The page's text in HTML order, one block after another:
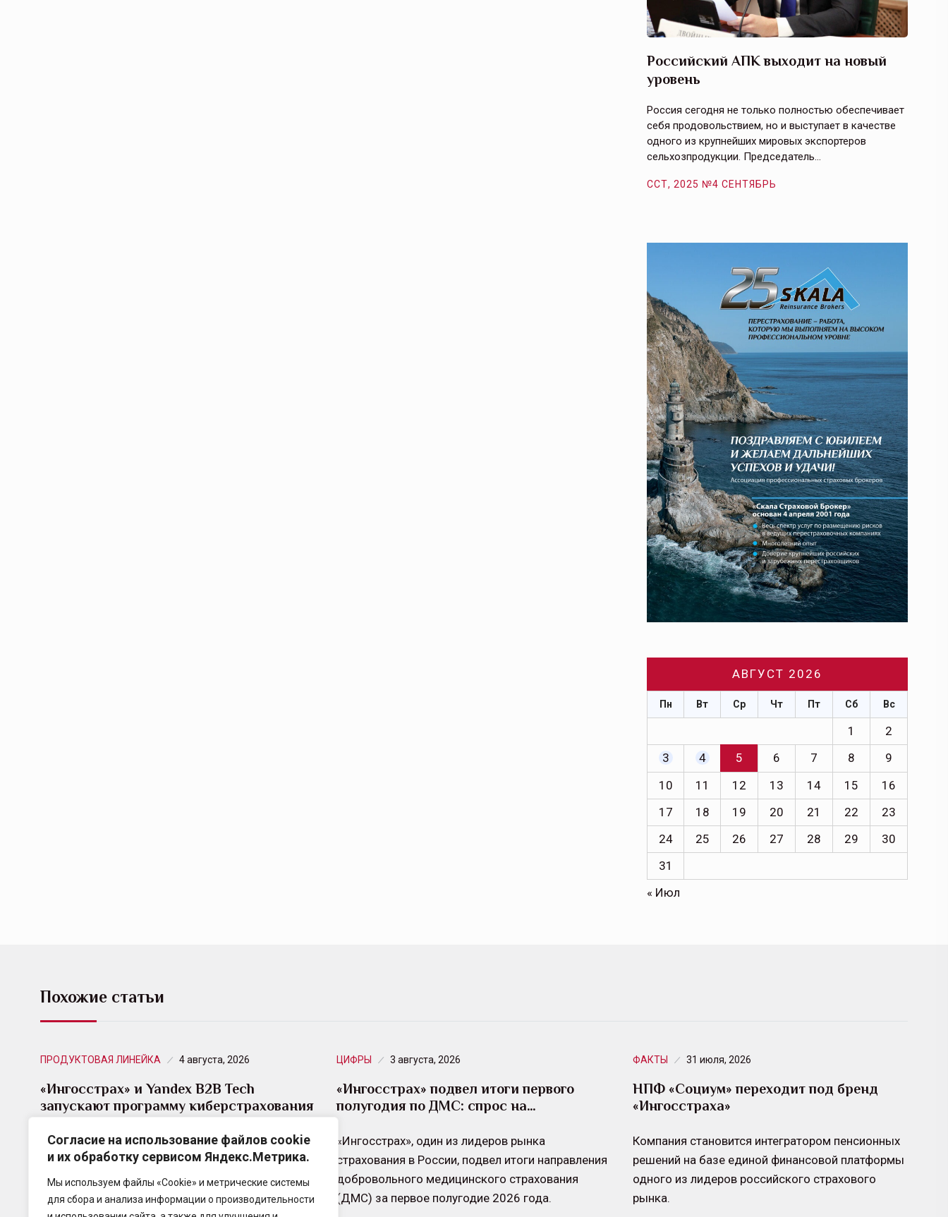
Согласие на использование файлов cookie
и их обработку сервисом Яндекс.Метрика.
Мы используем файлы «Cookie» и метрические системы
для сбора и анализа информации о производительности
Российский АПК выходит на новый
уровень
Россия сегодня не только полностью обеспечивает
себя продовольствием, но и выступает в качестве
одного из крупнейших мировых экспортеров
сельхозпродукции. Председатель…
ССТ, 2025 №4 СЕНТЯБРЬ
АВГУСТ 2026
Пн Вт Ср Чт Пт Сб Вс
1
2
3
4 5 6 7 8
9
10
11 12 13 14 15
16
17
18 19 20 21 22
23
24
25 26 27 28 29
30
31
« Июл
Похожие статьи
ПРОДУКТОВАЯ ЛИНЕЙКА 4 августа, 2026
«Ингосстрах» и Yandex B2B Tech
запускают программу киберстрахования
для…
«Ингосстрах», один из лидеров рынка
страхования в России, совместно с Yandex
Cloud (входит в состав Yandex B2B
ЦИФРЫ 3 августа, 2026
«Ингосстрах» подвел итоги первого
полугодия по ДМС: спрос на…
«Ингосстрах», один из лидеров рынка
страхования в России, подвел итоги направления
добровольного медицинского страхования
(ДМС) за первое полугодие 2026 года.
ФАКТЫ 31 июля, 2026
НПФ «Социум» переходит под бренд
«Ингосстраха»
Компания становится интегратором пенсионных
решений на базе единой финансовой платформы
одного из лидеров российского страхового
рынка.